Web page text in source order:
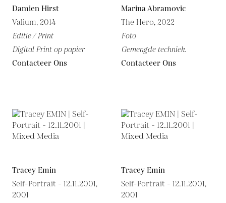
Damien Hirst
Valium, 2014
Editie / Print
Digital Print op papier
Contacteer Ons
Marina Abramovic
The Hero, 2022
Foto
Gemengde techniek.
Contacteer Ons
Tracey Emin
Self-Portrait - 12.11.2001,
2001
Tracey Emin
Self-Portrait - 12.11.2001,
2001